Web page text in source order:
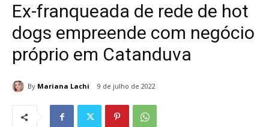
Ex-franqueada de rede de hot
dogs empreende com negócio
próprio em Catanduva
By Mariana Lachi 9 de julho de 2022